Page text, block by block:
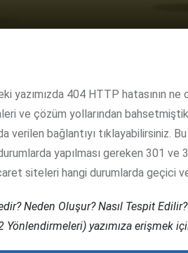
ve çözüm yollarından
verilen bağlantıyı tıklayabilirsiniz.
durumlarda yapılması gereken 301
siteleri hangi durumlarda geçici
Neden Oluşur? Nasıl Tespit
yazımıza erişmek